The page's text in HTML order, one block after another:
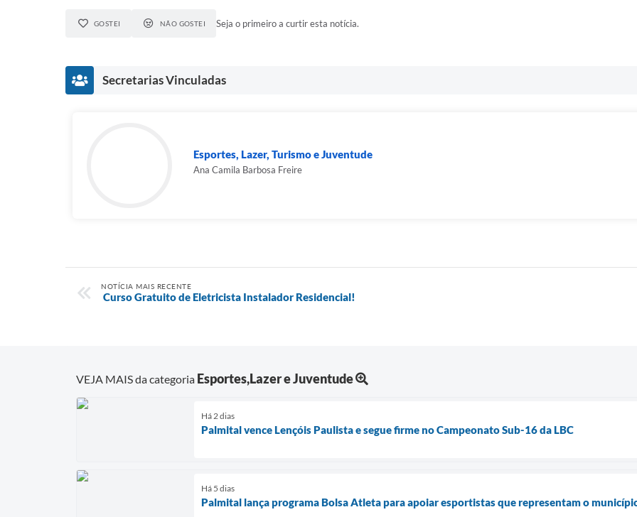
GOSTEI NÃO GOSTEI Seja o primeiro a curtir esta notícia.
Secretarias Vinculadas
Esportes, Lazer, Turismo e Juventude
Ana Camila Barbosa Freire
NOTÍCIA MAIS RECENTE
Curso Gratuito de Eletricista Instalador Residencial!
VEJA MAIS da categoria Esportes,Lazer e Juventude
Há 2 dias
Palmital vence Lençóis Paulista e segue firme no Campeonato Sub-16 da LBC
Há 5 dias
Palmital lança programa Bolsa Atleta para apoiar esportistas que representam o